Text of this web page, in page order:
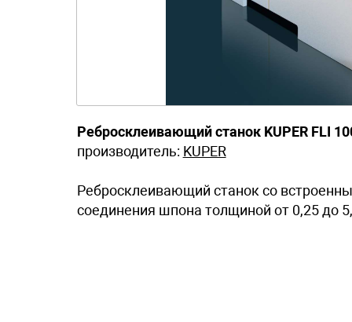
Ребросклеивающий станок KUPER FLI
производитель: KUPER
Ребросклеивающий станок со
соединения шпона толщиной от 0,25 до